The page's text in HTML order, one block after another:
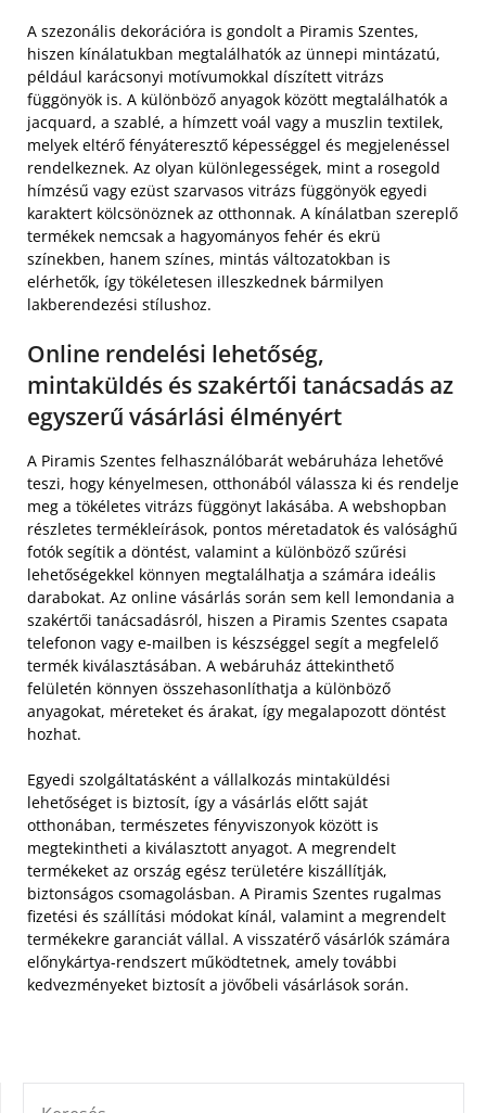
A szezonális dekorációra is gondolt a Piramis Szentes,
hiszen kínálatukban megtalálhatók az ünnepi mintázatú,
például karácsonyi motívumokkal díszített vitrázs
függönyök is. A különböző anyagok között megtalálhatók a
jacquard, a szablé, a hímzett voál vagy a muszlin textilek,
melyek eltérő fényáteresztő képességgel és megjelenéssel
rendelkeznek. Az olyan különlegességek, mint a rosegold
hímzésű vagy ezüst szarvasos vitrázs függönyök egyedi
karaktert kölcsönöznek az otthonnak. A kínálatban szereplő
termékek nemcsak a hagyományos fehér és ekrü
színekben, hanem színes, mintás változatokban is
elérhetők, így tökéletesen illeszkednek bármilyen
lakberendezési stílushoz.
Online rendelési lehetőség,
mintaküldés és szakértői tanácsadás az
egyszerű vásárlási élményért
A Piramis Szentes felhasználóbarát webáruháza lehetővé
teszi, hogy kényelmesen, otthonából válassza ki és rendelje
meg a tökéletes vitrázs függönyt lakásába. A webshopban
részletes termékleírások, pontos méretadatok és valósághű
fotók segítik a döntést, valamint a különböző szűrési
lehetőségekkel könnyen megtalálhatja a számára ideális
darabokat. Az online vásárlás során sem kell lemondania a
szakértői tanácsadásról, hiszen a Piramis Szentes csapata
telefonon vagy e-mailben is készséggel segít a megfelelő
termék kiválasztásában. A webáruház áttekinthető
felületén könnyen összehasonlíthatja a különböző
anyagokat, méreteket és árakat, így megalapozott döntést
hozhat.
Egyedi szolgáltatásként a vállalkozás mintaküldési
lehetőséget is biztosít, így a vásárlás előtt saját
otthonában, természetes fényviszonyok között is
megtekintheti a kiválasztott anyagot. A megrendelt
termékeket az ország egész területére kiszállítják,
biztonságos csomagolásban. A Piramis Szentes rugalmas
fizetési és szállítási módokat kínál, valamint a megrendelt
termékekre garanciát vállal. A visszatérő vásárlók számára
előnykártya-rendszert működtetnek, amely további
kedvezményeket biztosít a jövőbeli vásárlások során.